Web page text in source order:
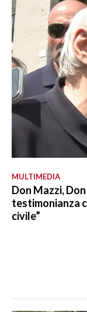
MULTIMEDIA
Don Mazzi,
testimonianza
civile”